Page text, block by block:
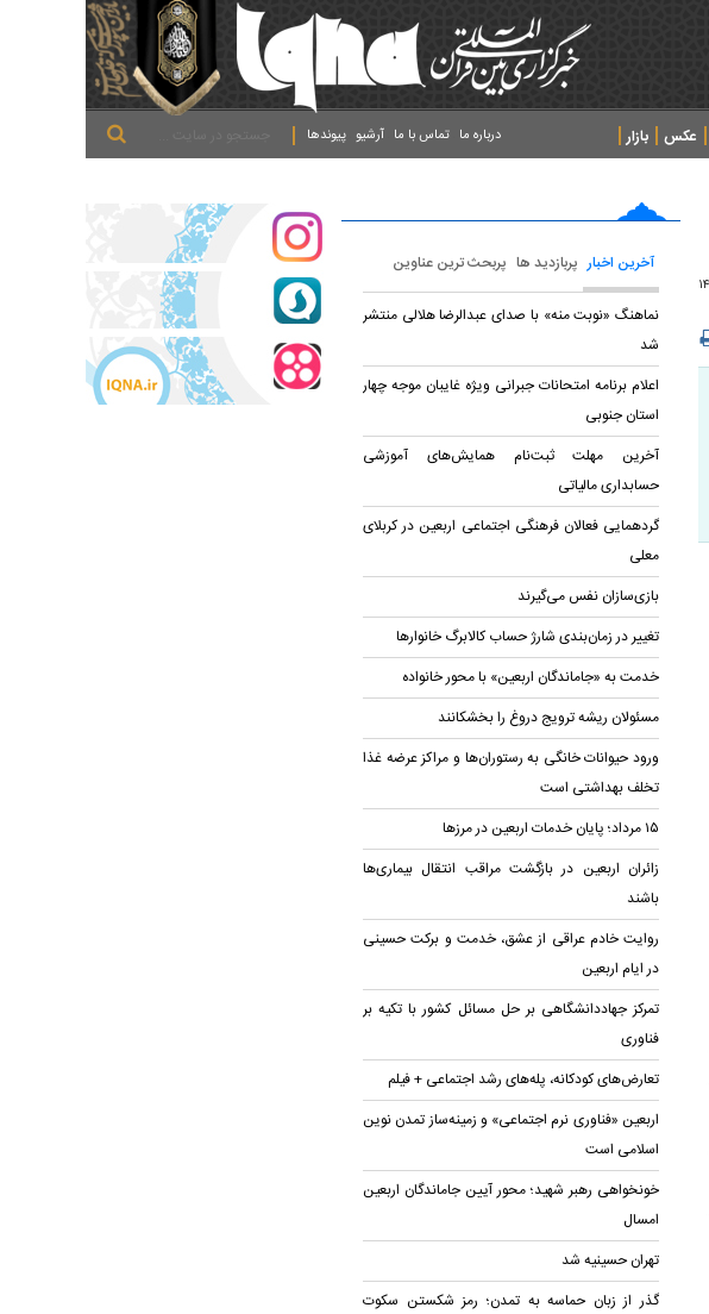
عکس
بازار
پیوندها آرشیو تماس با ما درباره ما
آخرین اخبار پربازدید ها پربحث ترین عناوین
نماهنگ «نوبت منه» با صدای عبدالرضا هلالی منتشر
شد
اعلام برنامه امتحانات جبرانی ویژه غایبان موجه چهار
استان جنوبی
آخرین مهلت ثبت‌نام همایش‌های آموزشی
حسابداری مالياتی
گردهمایی فعالان فرهنگی اجتماعی اربعین در کربلای
معلی
بازی‌سازان نفس می‌گیرند
تغییر در زمان‌بندی شارژ حساب کالابرگ خانوار‌ها
خدمت به «جاماندگان اربعین» با محور خانواده
مسئولان ریشه ترویج دروغ را بخشکانند
ورود حیوانات خانگی به رستوران‌ها و مراکز عرضه غذا
تخلف بهداشتی است
۱۵ مرداد؛ پایان خدمات اربعین در مرزها
زائران اربعین در بازگشت مراقب انتقال بیماری‌ها
باشند
روایت خادم عراقی از عشق، خدمت و برکت حسینی
در ایام اربعین
تمرکز جهاددانشگاهی بر حل مسائل کشور با تکیه بر
فناوری
تعارض‌های کودکانه، پله‌های رشد اجتماعی + فیلم
اربعین «فناوری نرم اجتماعی» و زمینه‌ساز تمدن نوین
اسلامی است
خونخواهی رهبر شهید؛ محور آیین جاماندگان اربعین
امسال
تهران حسینیه شد
گذر از زبان حماسه به تمدن؛ رمز شکستن سکوت